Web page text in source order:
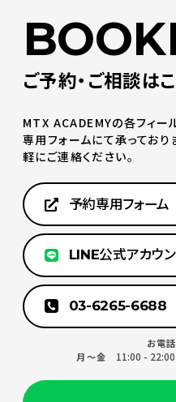
ご予約・ご相談は
MTX ACADEMYの各フィー
専用フォームにて承っており
軽にご連絡ください。
予約専用フォーム
LINE公式アカウン
03-6265-6688
お電
月～金
11:00 - 22:00